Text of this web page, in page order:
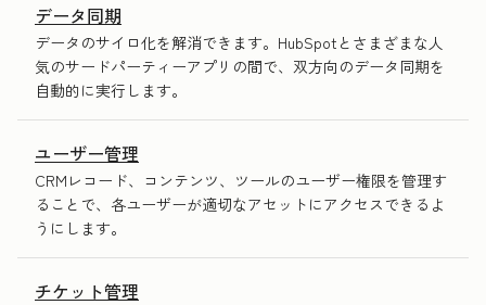
データ同期
データのサイロ化を解消できます。HubSpotとさまざまな人
気のサードパーティーアプリの間で、双方向のデータ同期を
自動的に実行します。
ユーザー管理
CRMレコード、コンテンツ、ツールのユーザー権限を管理す
ることで、各ユーザーが適切なアセットにアクセスできるよ
うにします。
チケット管理